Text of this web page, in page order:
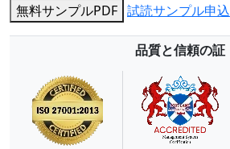
無料サンプルPDF 試読サンプル申込
品質と信頼の証